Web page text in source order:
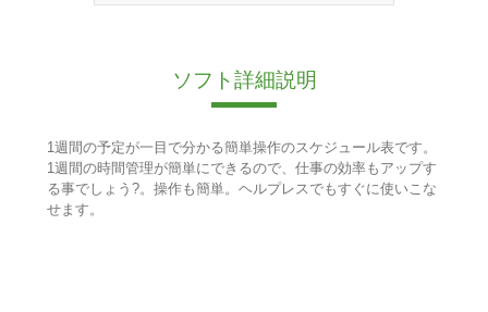
ソフト詳細説明
1週間の予定が一目で分かる簡単操作のスケジュール表です。
1週間の時間管理が簡単にできるので、仕事の効率もアップす
る事でしょう?。操作も簡単。ヘルプレスでもすぐに使いこな
せます。